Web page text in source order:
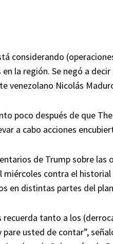
considerando
la región. Se negó a
venezolano Nicolás
poco después de que
a cabo acciones
de Trump sobre las
miércoles contra el
en distintas partes del
recuerda tanto a los
usted de contar”,